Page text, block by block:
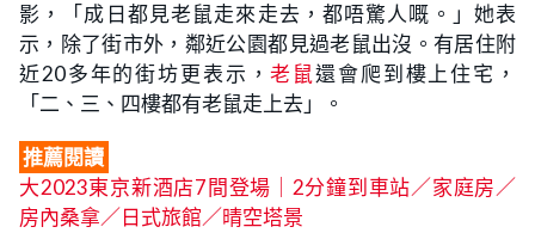
影，「成日都見老鼠走來走去，都唔驚人嘅。」她表
示，除了街市外，鄰近公園都見過老鼠出沒。有居住附
近20多年的街坊更表示，老鼠還會爬到樓上住宅，
「二、三、四樓都有老鼠走上去」。
推薦閱讀
大2023東京新酒店7間登場｜2分鐘到車站／家庭房／
房內桑拿／日式旅館／晴空塔景